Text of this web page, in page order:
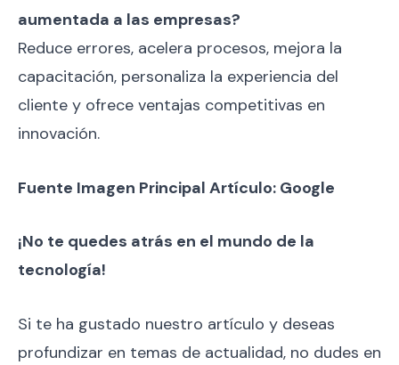
aumentada a las empresas?
Reduce errores, acelera procesos, mejora la
capacitación, personaliza la experiencia del
cliente y ofrece ventajas competitivas en
innovación.
Fuente Imagen Principal Artículo: Google
¡No te quedes atrás en el mundo de la
tecnología!
Si te ha gustado nuestro artículo y deseas
profundizar en temas de actualidad, no dudes en